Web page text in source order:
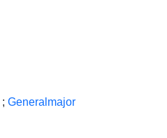
; Generalmajor